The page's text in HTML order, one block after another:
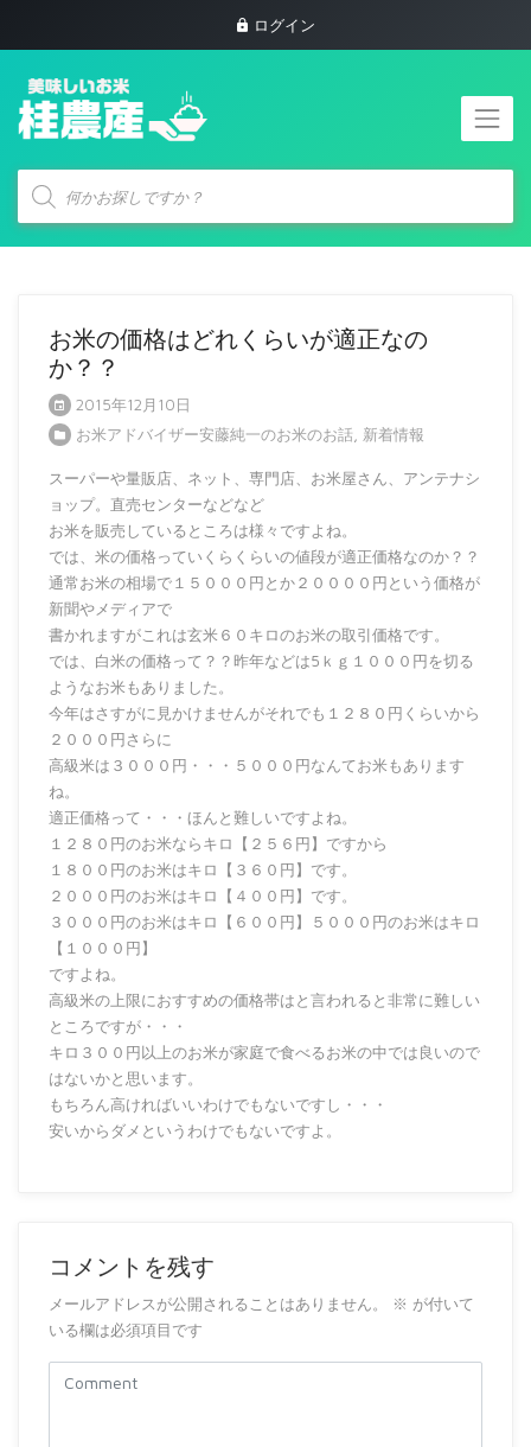
ログイン
商
索
お米の価格はどれくらいが適正なの
か？？
2015年12月10日
お米アドバイザー安藤純一のお米のお話
新着情報
スーパーや量販店、ネット、専門店、お米屋さん、アンテナシ
ョップ。直売センターなどなど
お米を販売しているところは様々ですよね。
では、米の価格っていくらくらいの値段が適正価格なのか？？
通常お米の相場で１５０００円とか２００００円という価格が
新聞やメディアで
書かれますがこれは玄米６０キロのお米の取引価格です。
では、白米の価格って？？昨年などは5ｋｇ１０００円を切る
ようなお米もありました。
今年はさすがに見かけませんがそれでも１２８０円くらいから
２０００円さらに
高級米は３０００円・・・５０００円なんてお米もあります
ね。
適正価格って・・・ほんと難しいですよね。
１２８０円のお米ならキロ【２５６円】ですから
１８００円のお米はキロ【３６０円】です。
２０００円のお米はキロ【４００円】です。
３０００円のお米はキロ【６００円】５０００円のお米はキロ
【１０００円】
ですよね。
高級米の上限におすすめの価格帯はと言われると非常に難しい
ところですが・・・
キロ３００円以上のお米が家庭で食べるお米の中では良いので
はないかと思います。
もちろん高ければいいわけでもないですし・・・
安いからダメというわけでもないですよ。
コメントを残す
メールアドレスが公開されることはありません。 ※ が付いて
いる欄は必須項目です